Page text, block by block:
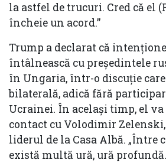
la astfel de trucuri. Cred că el
încheie un acord.”
Trump a declarat că
întâlnească cu președintele
în Ungaria, într-o discuție
bilaterală, adică fără
Ucrainei. În același timp, el
contact cu Volodimir
liderul de la Casa Albă. „Între
există multă ură, ură